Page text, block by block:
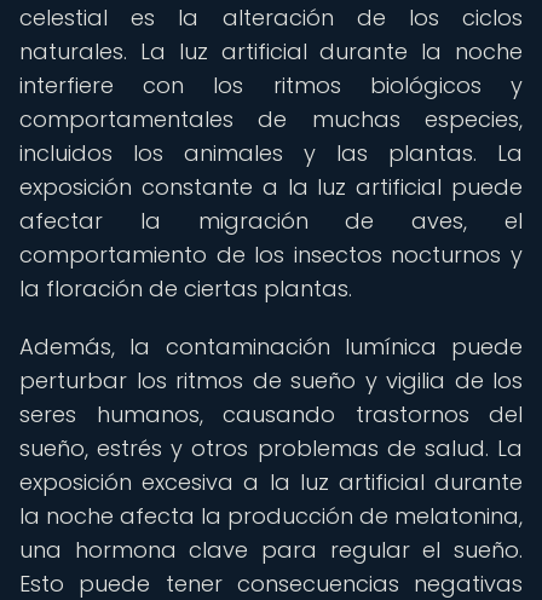
celestial es la alteración de los ciclos
naturales. La luz artificial durante la noche
interfiere con los ritmos biológicos y
comportamentales de muchas especies,
incluidos los animales y las plantas. La
exposición constante a la luz artificial puede
afectar la migración de aves, el
comportamiento de los insectos nocturnos y
la floración de ciertas plantas.
Además, la contaminación lumínica puede
perturbar los ritmos de sueño y vigilia de los
seres humanos, causando trastornos del
sueño, estrés y otros problemas de salud. La
exposición excesiva a la luz artificial durante
la noche afecta la producción de melatonina,
una hormona clave para regular el sueño.
Esto puede tener consecuencias negativas